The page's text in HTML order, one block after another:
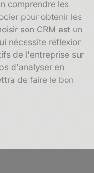
comprendre les
pour obtenir les
son CRM est un
nécessite réflexion
de l'entreprise sur
d'analyser en
de faire le bon